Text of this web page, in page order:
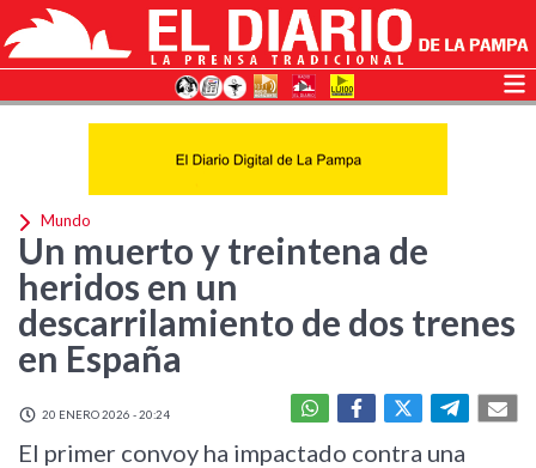
Mundo
Un muerto y treintena de
heridos en un
descarrilamiento de dos trenes
en España
20 ENERO 2026 - 20:24
El primer convoy ha impactado contra una